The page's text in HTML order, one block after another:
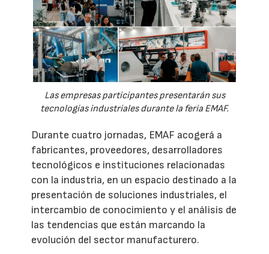
Las empresas participantes presentarán sus
tecnologías industriales durante la feria EMAF.
Durante cuatro jornadas, EMAF acogerá a
fabricantes, proveedores, desarrolladores
tecnológicos e instituciones relacionadas
con la industria, en un espacio destinado a la
presentación de soluciones industriales, el
intercambio de conocimiento y el análisis de
las tendencias que están marcando la
evolución del sector manufacturero.